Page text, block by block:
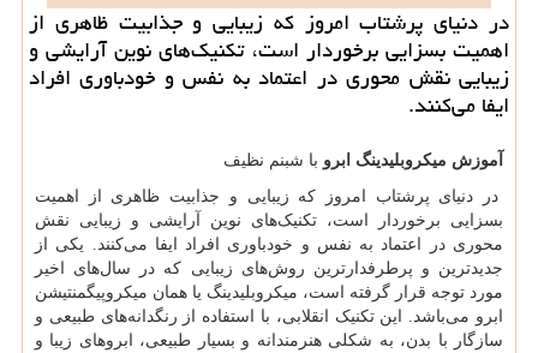
در دنیای پرشتاب امروز که زیبایی و جذابیت ظاهری از
اهمیت بسزایی برخوردار است، تکنیک‌های نوین آرایشی و
زیبایی نقش محوری در اعتماد به نفس و خودباوری افراد
ایفا می‌کنند.
آموزش میکروبلیدینگ ابرو با شبنم نظیف
در دنیای پرشتاب امروز که زیبایی و جذابیت ظاهری از اهمیت
بسزایی برخوردار است، تکنیک‌های نوین آرایشی و زیبایی نقش
محوری در اعتماد به نفس و خودباوری افراد ایفا می‌کنند. یکی از
جدیدترین و پرطرفدارترین روش‌های زیبایی که در سال‌های اخیر
مورد توجه قرار گرفته است، میکروبلیدینگ یا همان میکروپیگمنتیشن
ابرو می‌باشد. این تکنیک انقلابی، با استفاده از رنگدانه‌های طبیعی و
سازگار با بدن، به شکلی هنرمندانه و بسیار طبیعی، ابروهای زیبا و